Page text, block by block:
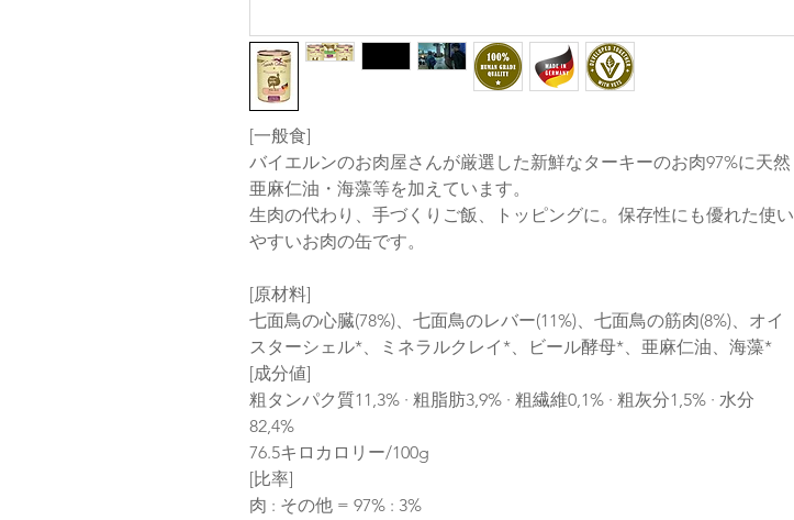
[一般食]
バイエルンのお肉屋さんが厳選した新鮮なターキーのお肉97%に天然
亜麻仁油・海藻等を加えています。
生肉の代わり、手づくりご飯、トッピングに。保存性にも優れた使い
やすいお肉の缶です。
[原材料]
七面鳥の心臓(78%)、七面鳥のレバー(11%)、七面鳥の筋肉(8%)、オイ
スターシェル*、ミネラルクレイ*、ビール酵母*、亜麻仁油、海藻*
[成分値]
粗タンパク質11,3% · 粗脂肪3,9% · 粗繊維0,1% · 粗灰分1,5% · 水分
82,4%
76.5キロカロリー/100g
[比率]
肉 : その他 = 97% : 3%